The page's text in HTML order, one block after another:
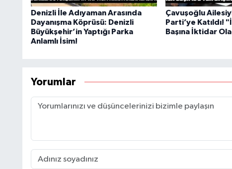
Denizli İle Adıyaman Arasında
Dayanışma Köprüsü: Denizli
Büyükşehir’in Yaptığı Parka
Anlamlı İsim!
Çavuşoğlu
Parti’ye Katıldı!
Başına İktidar
Yorumlar